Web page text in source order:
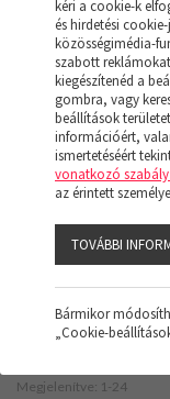
(19)
Szűrő
Rendezés:
Megjelenítve: 1-24
kéri a cookie-k
és hirdetési
közösségimédia-
szabott
kiegészítenéd a
gombra, vagy
beállítások
információért,
ismertetéséért
vonatkozó
az érintett
TOVÁBBI
Bármikor
„Cookie-